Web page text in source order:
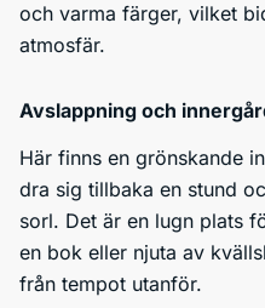
och varma färger, vilket
atmosfär.
Avslappning och
Här finns en grönskande
dra sig tillbaka en stund
sorl. Det är en lugn plats
en bok eller njuta av
från tempot utanför.